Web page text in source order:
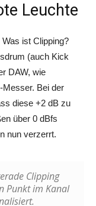
Leuchte
ist Clipping?
(auch Kick
DAW, wie
Messer. Bei der
diese +2 dB zu
über 0 dBfs
nun verzerrt.
Clipping
Punkt im Kanal